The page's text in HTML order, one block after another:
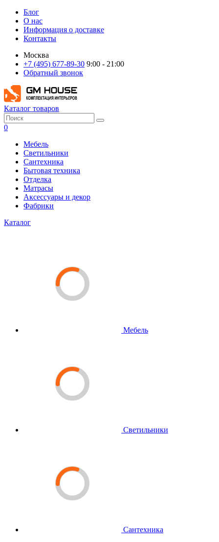
Блог
О нас
Информация о доставке
Контакты
Москва
+7 (495) 677-89-30 9:00 - 21:00
Обратный звонок
Каталог товаров
0
Мебель
Светильники
Сантехника
Бытовая техника
Отделка
Матрасы
Аксессуары и декор
Фабрики
Каталог
Мебель
Светильники
Сантехника